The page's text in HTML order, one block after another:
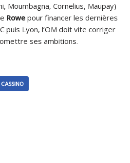
Moumbagna, Cornelius, Maupay)
Rowe pour financer les dernières
puis Lyon, l’OM doit vite corriger
ses ambitions.
CASSINO